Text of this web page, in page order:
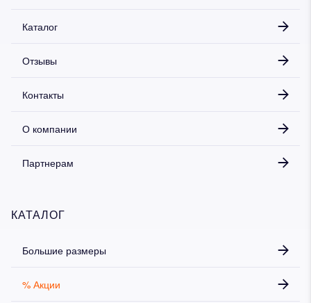
Каталог
Отзывы
Контакты
О компании
Партнерам
КАТАЛОГ
Большие размеры
% Акции